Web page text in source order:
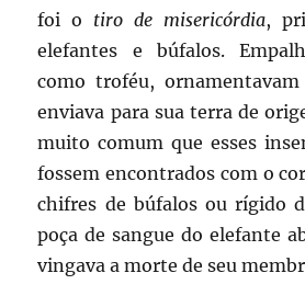
foi o tiro de misericórdia,
elefantes e búfalos.
como troféu,
enviava para sua terra de
muito comum que esses
fossem encontrados com o
chifres de búfalos ou rígido
poça de sangue do elefante
vingava a morte de seu